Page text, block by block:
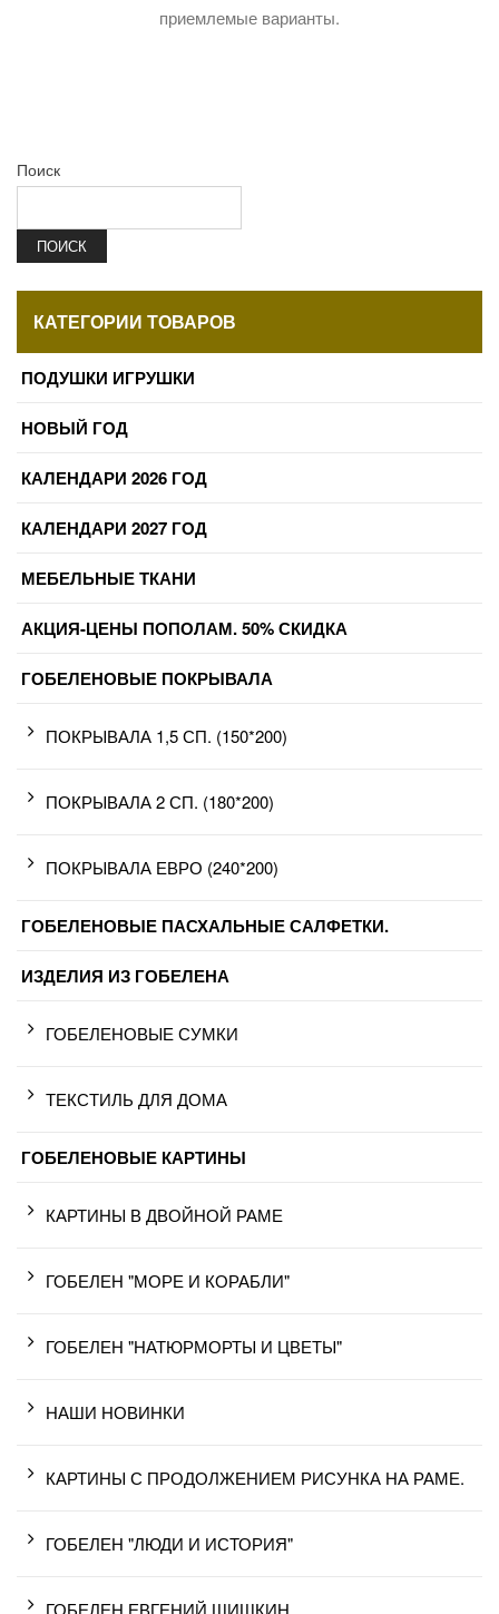
приемлемые варианты.
Поиск
ПОИСК
КАТЕГОРИИ ТОВАРОВ
ПОДУШКИ ИГРУШКИ
НОВЫЙ ГОД
КАЛЕНДАРИ 2026 ГОД
КАЛЕНДАРИ 2027 ГОД
МЕБЕЛЬНЫЕ ТКАНИ
АКЦИЯ-ЦЕНЫ ПОПОЛАМ. 50% СКИДКА
ГОБЕЛЕНОВЫЕ ПОКРЫВАЛА
ПОКРЫВАЛА 1,5 СП. (150*200)
ПОКРЫВАЛА 2 СП. (180*200)
ПОКРЫВАЛА ЕВРО (240*200)
ГОБЕЛЕНОВЫЕ ПАСХАЛЬНЫЕ САЛФЕТКИ.
ИЗДЕЛИЯ ИЗ ГОБЕЛЕНА
ГОБЕЛЕНОВЫЕ СУМКИ
ТЕКСТИЛЬ ДЛЯ ДОМА
ГОБЕЛЕНОВЫЕ КАРТИНЫ
КАРТИНЫ В ДВОЙНОЙ РАМЕ
ГОБЕЛЕН "МОРЕ И КОРАБЛИ"
ГОБЕЛЕН "НАТЮРМОРТЫ И ЦВЕТЫ"
НАШИ НОВИНКИ
КАРТИНЫ С ПРОДОЛЖЕНИЕМ РИСУНКА НА РАМЕ.
ГОБЕЛЕН "ЛЮДИ И ИСТОРИЯ"
ГОБЕЛЕН ЕВГЕНИЙ ШИШКИН